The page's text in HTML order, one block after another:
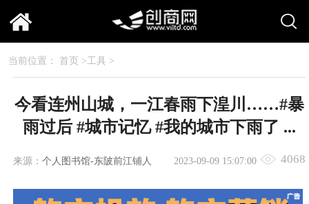
当前位置： 首页 >工具 >
今看连州山城，一江春雨下湟川……#暴
雨过后 #城市记忆 #我的城市下雨了 ...
来源： 个人图书馆-东陂前江铺人 2023-09-09 15:07:00 4068